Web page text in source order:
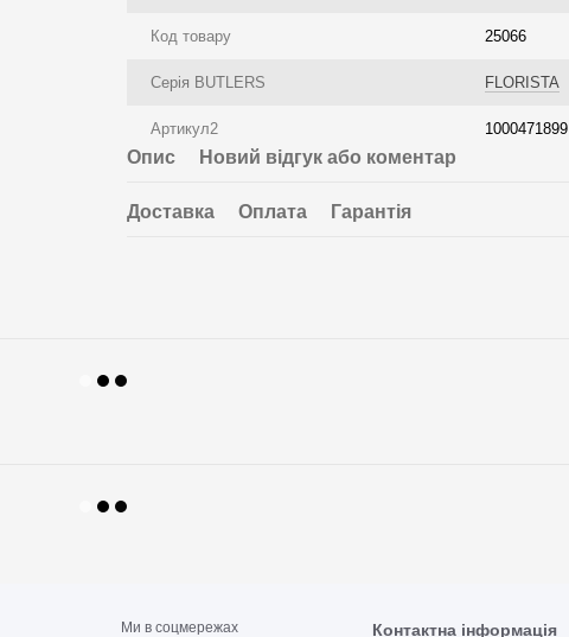
Код товару 25066
Серія BUTLERS FLORISTA
Артикул2 1000471899
Опис Новий відгук або коментар
Доставка Оплата Гарантія
Ми в соцмережах Контактна інформація